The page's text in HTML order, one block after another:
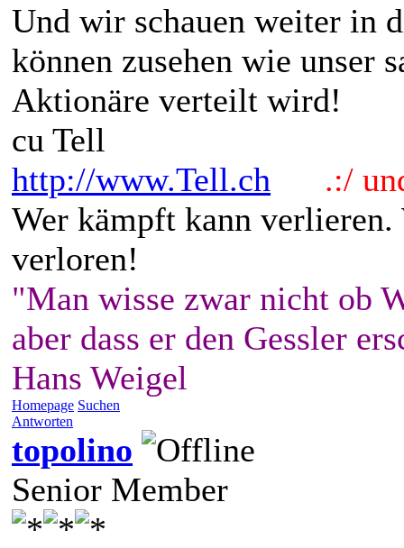
Und wir schauen weiter in
können zusehen wie unser
Aktionäre verteilt wird!
cu Tell
http://www.Tell.ch
.:/
Wer kämpft kann
verloren!
"Man wisse zwar nicht ob
aber dass er den Gessler
Hans Weigel
Homepage Suchen
Antworten
topolino
Senior Member